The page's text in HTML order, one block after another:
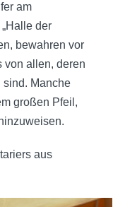
am
der
bewahren vor
von allen, deren
sind. Manche
großen Pfeil,
aus